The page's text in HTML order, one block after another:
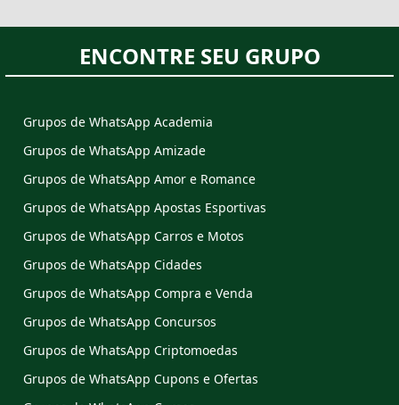
ENCONTRE SEU GRUPO
Grupos de WhatsApp Academia
Grupos de WhatsApp Amizade
Grupos de WhatsApp Amor e Romance
Grupos de WhatsApp Apostas Esportivas
Grupos de WhatsApp Carros e Motos
Grupos de WhatsApp Cidades
Grupos de WhatsApp Compra e Venda
Grupos de WhatsApp Concursos
Grupos de WhatsApp Criptomoedas
Grupos de WhatsApp Cupons e Ofertas